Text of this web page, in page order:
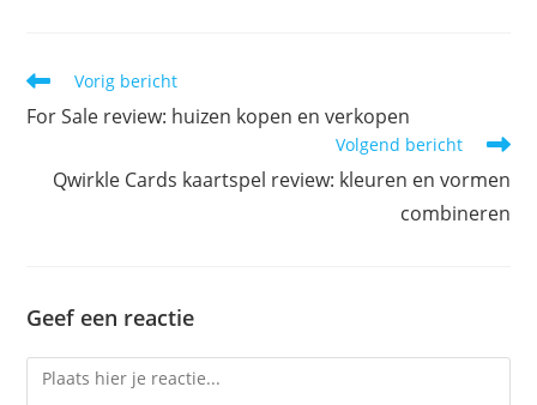
Lees
artikelen
Vorig bericht
For Sale review: huizen kopen en verkopen
Volgend bericht
Qwirkle Cards kaartspel review: kleuren en vormen
combineren
Geef een reactie
Reactie